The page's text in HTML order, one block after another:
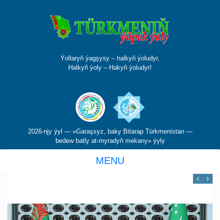
Ýollaryň ýagşysy – halkyň ýoludyr,
Halkyň ýoly – Hakyň ýoludyr!
2026-njy ýyl — «Garaşsyz, baky Bitarap Türkmenistan —
bedew batly at-myradyň mekany» ýyly
MENU